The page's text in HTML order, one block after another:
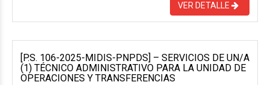
VER DETALLE
[P.S. 106-2025-MIDIS-PNPDS] – SERVICIOS DE UN/A
(1) TÉCNICO ADMINISTRATIVO PARA LA UNIDAD DE
OPERACIONES Y TRANSFERENCIAS